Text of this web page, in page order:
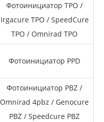
Фотоинициатор TPO /
Irgacure TPO / SpeedCure
TPO / Omnirad TPO
Фотоинициатор PPD
Фотоинициатор PBZ /
Omnirad 4pbz / Genocure
PBZ / Speedcure PBZ